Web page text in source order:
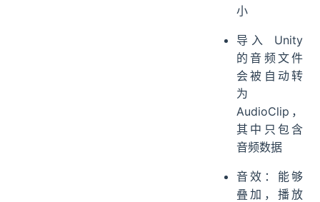
小
导入 Unity
的音频文件
会被自动转
为
AudioClip，
其中只包含
音频数据
音效：能够
叠加，播放